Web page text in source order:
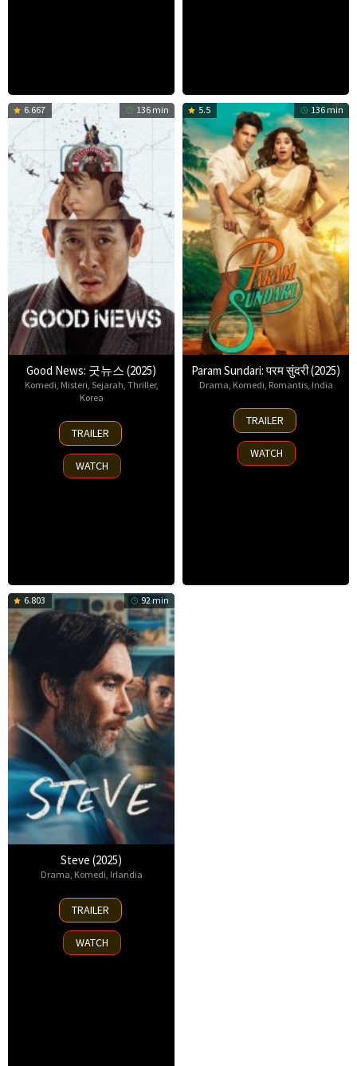
6.667 136 min
Good News: 굿뉴스 (2025)
Komedi Misteri Sejarah Thriller,
Korea
5
Sep
2025
TRAILER
WATCH
5.5 136 min
Param Sundari: परम सुंदरी (2025)
Drama Komedi Romantis, India
29
Aug
2025
TRAILER
WATCH
6.803 92 min
Steve (2025)
Drama, Komedi, Irlandia
19
Sep
2025
TRAILER
WATCH